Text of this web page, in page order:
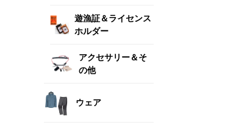
遊漁証＆ライセンス
ホルダー
アクセサリー＆そ
の他
ウェア